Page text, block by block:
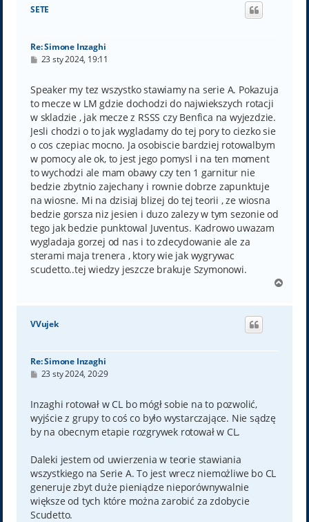
SETE
Re: Simone Inzaghi
P
t
23 sty 2024, 19:11
Speaker my tez wszystko stawiamy na serie A. Pokazuja
to mecze w LM gdzie dochodzi do najwiekszych rotacji
w skladzie , jak mecze z RSSS czy Benfica na wyjezdzie.
Jesli chodzi o to jak wygladamy do tej pory to ciezko sie
o cos czepiac mocno. Ja osobiscie bardziej rotowalbym
w pomocy ale ok, to jest jego pomysl i na ten moment
to wychodzi ale mam obawy czy ten 1 garnitur nie
bedzie zbytnio zajechany i rownie dobrze zapunktuje
na wiosne. Mi na dzisiaj blizej do tej teorii , ze wiosna
bedzie gorsza niz jesien i duzo zalezy w tym sezonie od
tego jak bedzie punktowal Juventus. Kadrowo uwazam
wygladaja gorzej od nas i to zdecydowanie ale za
sterami maja trenera , ktory wie jak wygrywac
scudetto..tej wiedzy jeszcze brakuje Szymonowi.
g
VVujek
Re: Simone Inzaghi
P
t
23 sty 2024, 20:29
Inzaghi rotował w CL bo mógł sobie na to pozwolić,
wyjście z grupy to coś co było wystarczające. Nie sądzę
by na obecnym etapie rozgrywek rotował w CL.
Daleki jestem od uwierzenia w teorie stawiania
wszystkiego na Serie A. To jest wrecz niemożliwe bo CL
generuje zbyt duże pieniądze nieporównywalnie
większe od tych które można zarobić za zdobycie
Scudetto.